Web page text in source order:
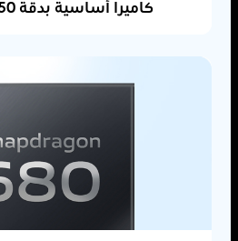
كاميرا أساسية بدقة 50 ميجا بكسل